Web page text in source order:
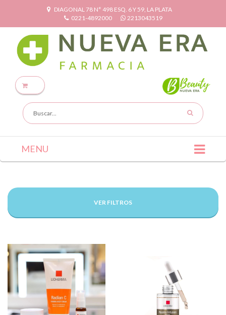
DIAGONAL 78 N° 498 ESQ. 6 Y 59, LA PLATA
0221-4892000
2213043519
MENU
VER FILTROS